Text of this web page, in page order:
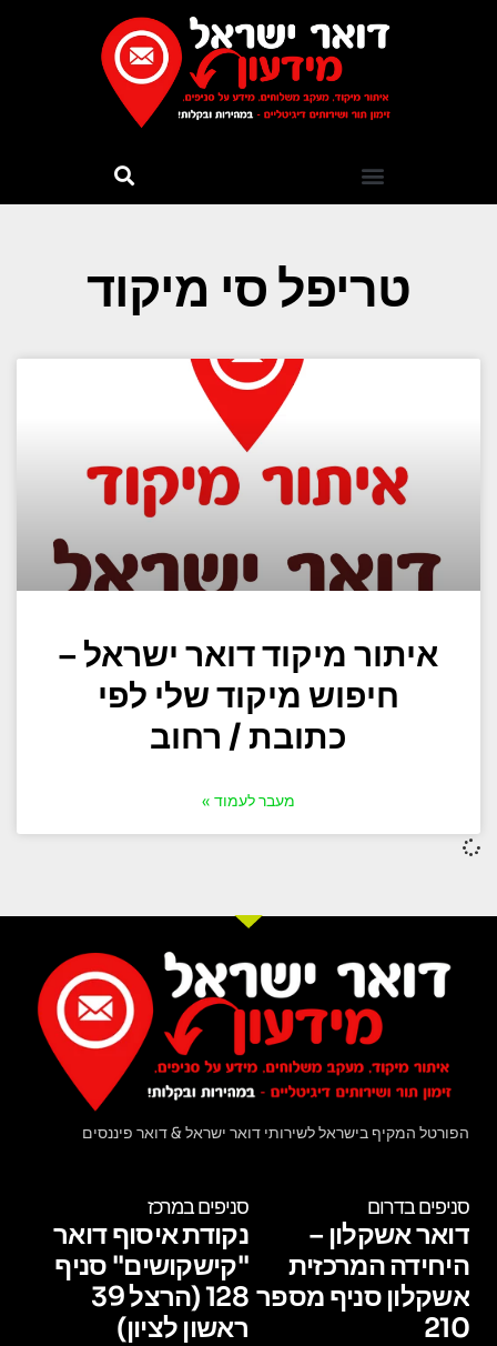
טריפל סי מיקוד
איתור מיקוד דואר ישראל –
חיפוש מיקוד שלי לפי
כתובת / רחוב
מעבר לעמוד »
הפורטל המקיף בישראל לשירותי דואר ישראל & דואר פיננסים
סניפים בדרום
דואר אשקלון –
היחידה המרכזית
אשקלון סניף מספר
210
סניפים במרכז
נקודת איסוף דואר
"קישקושים" סניף
128 (הרצל 39
ראשון לציון)